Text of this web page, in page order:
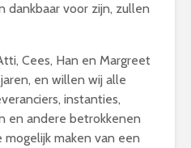
dankbaar voor zijn, zullen
Cees, Han en Margreet
en willen wij alle
instanties,
en andere betrokkenen
maken van een